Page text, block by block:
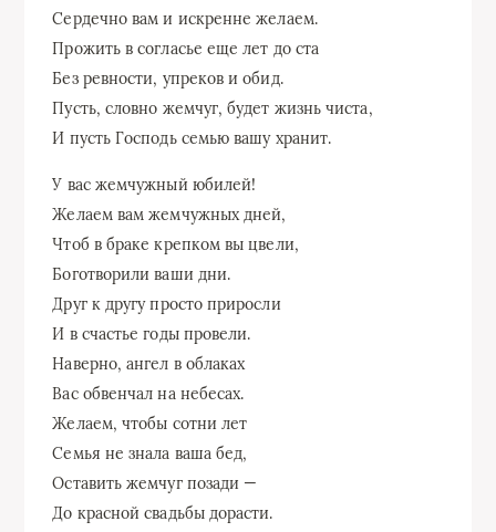
Сердечно вам и искренне желаем.
Прожить в согласье еще лет до ста
Без ревности, упреков и обид.
Пусть, словно жемчуг, будет жизнь чиста,
И пусть Господь семью вашу хранит.
У вас жемчужный юбилей!
Желаем вам жемчужных дней,
Чтоб в браке крепком вы цвели,
Боготворили ваши дни.
Друг к другу просто приросли
И в счастье годы провели.
Наверно, ангел в облаках
Вас обвенчал на небесах.
Желаем, чтобы сотни лет
Семья не знала ваша бед,
Оставить жемчуг позади —
До красной свадьбы дорасти.